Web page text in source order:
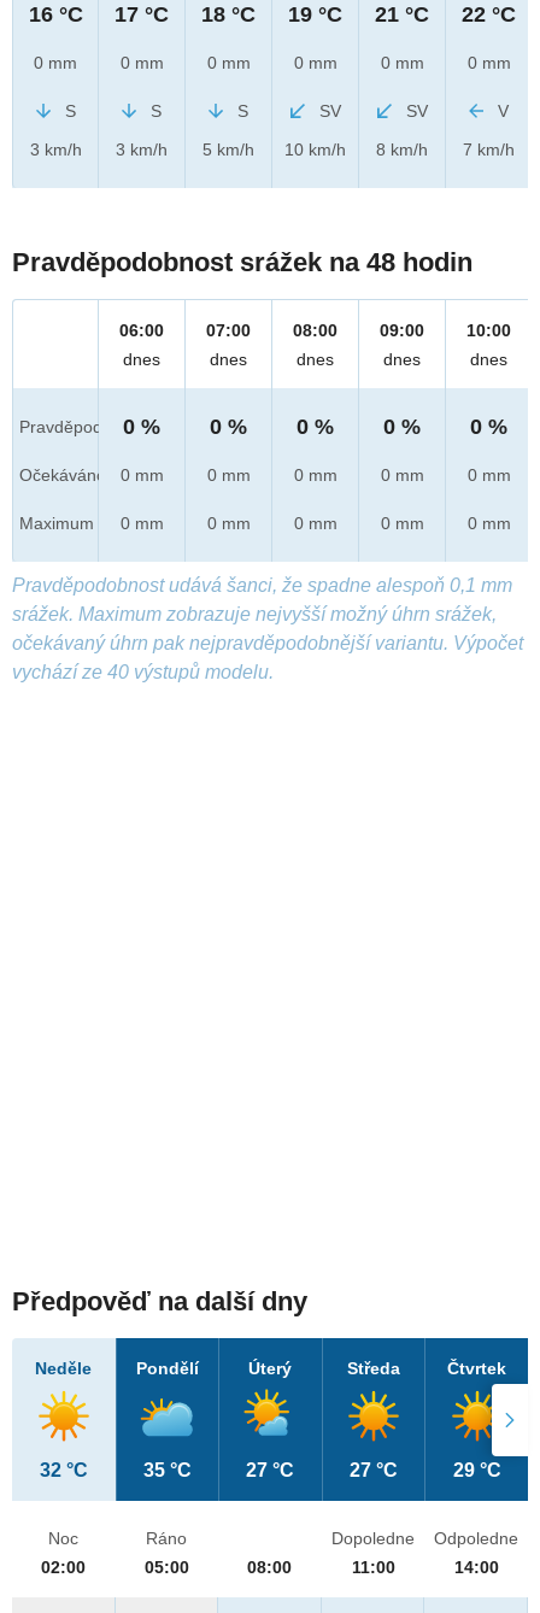
16 °C
0 mm
S
3 km/h
17 °C
0 mm
S
3 km/h
18 °C
0 mm
S
5 km/h
19 °C
0 mm
SV
10 km/h
21 °C
0 mm
SV
8 km/h
22 °C
0 mm
V
7 km/h
Pravděpodobnost srážek na 48 hodin
Pravděpod.
Očekáváno
Maximum
06:00
dnes
0 %
0 mm
0 mm
07:00
dnes
0 %
0 mm
0 mm
08:00
dnes
0 %
0 mm
0 mm
09:00
dnes
0 %
0 mm
0 mm
10:00
dnes
0 %
0 mm
0 mm
Pravděpodobnost udává šanci, že spadne alespoň 0,1 mm
srážek. Maximum zobrazuje nejvyšší možný úhrn srážek,
očekávaný úhrn pak nejpravděpodobnější variantu. Výpočet
vychází ze 40 výstupů modelu.
Předpověď na další dny
Neděle
32 °C
Pondělí
35 °C
Úterý
27 °C
Středa
27 °C
Čtvrtek
29 °C
Noc
02:00
Ráno
05:00
08:00
Dopoledne
11:00
Odpoledne
14:00